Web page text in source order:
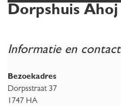
Dorpshuis Ahoj
Informatie en contact
Bezoekadres
Dorpsstraat 37
1747 HA